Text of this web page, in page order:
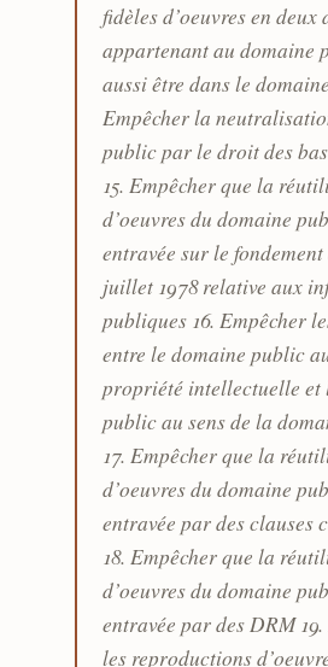
fidèles d’oeuvres en deux
appartenant au domaine
aussi être dans le
Empêcher la
public par le droit des
15. Empêcher que la
d’oeuvres du domaine
entravée sur le
juillet 1978 relative aux
publiques 16. Empêcher
entre le domaine public
propriété intellectuelle et
public au sens de la
17. Empêcher que la
d’oeuvres du domaine
entravée par des clauses
18. Empêcher que la
d’oeuvres du domaine
entravée par des DRM
les reproductions